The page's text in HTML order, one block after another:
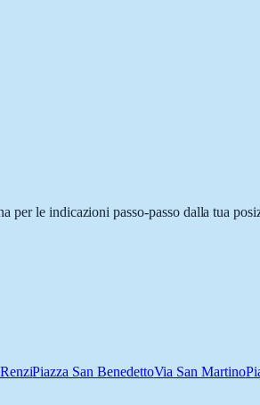
per le indicazioni passo-passo dalla tua
Piazza San BenedettoVia San Martino